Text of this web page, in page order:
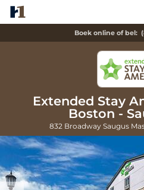
Boek online of bel:
Extended Stay
Boston -
832 Broadway Saugus